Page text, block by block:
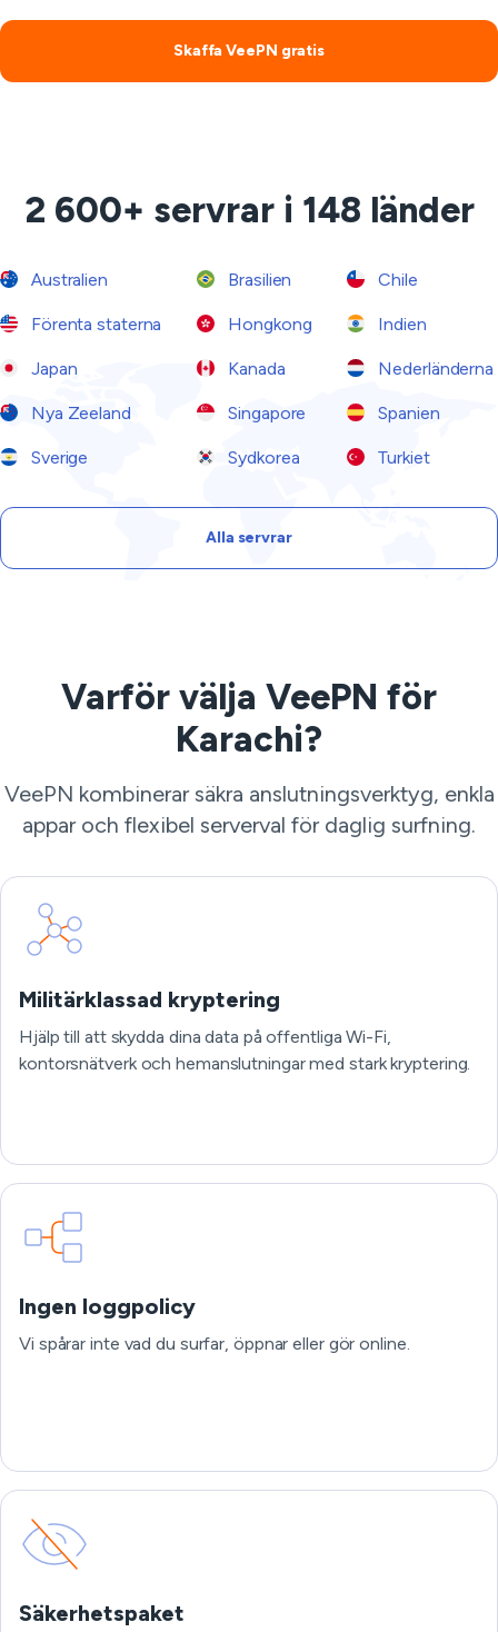
Skaffa VeePN gratis
2 600+ servrar i 148 länder
Australien Brasilien Chile
Förenta staterna Hongkong Indien
Japan Kanada Nederländerna
Nya Zeeland Singapore Spanien
Sverige Sydkorea Turkiet
Alla servrar
Varför välja VeePN för
Karachi?
VeePN kombinerar säkra anslutningsverktyg, enkla
appar och flexibel serverval för daglig surfning.
Militärklassad kryptering
Hjälp till att skydda dina data på offentliga Wi-Fi,
kontorsnätverk och hemanslutningar med stark kryptering.
Ingen loggpolicy
Vi spårar inte vad du surfar, öppnar eller gör online.
Säkerhetspaket